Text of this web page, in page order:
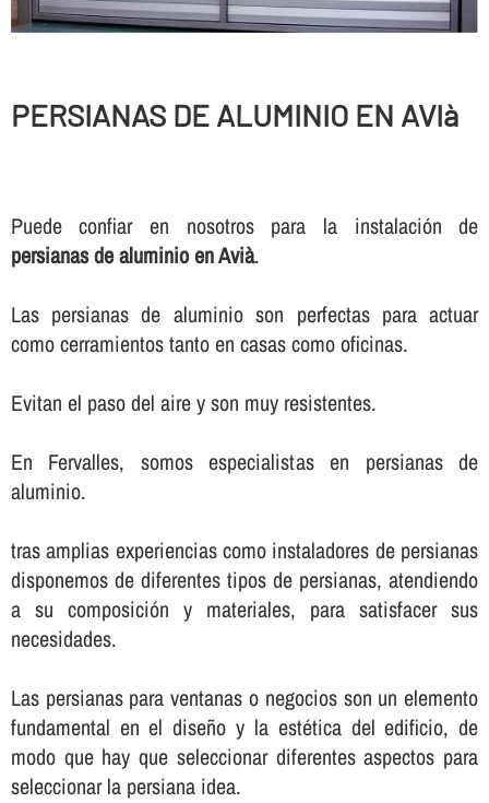
PERSIANAS DE ALUMINIO EN AVIà
Puede confiar en nosotros para la instalación de
persianas de aluminio en Avià.
Las persianas de aluminio son perfectas para actuar
como cerramientos tanto en casas como oficinas.
Evitan el paso del aire y son muy resistentes.
En Fervalles, somos especialistas en persianas de
aluminio.
tras amplias experiencias como instaladores de persianas
disponemos de diferentes tipos de persianas, atendiendo
a su composición y materiales, para satisfacer sus
necesidades.
Las persianas para ventanas o negocios son un elemento
fundamental en el diseño y la estética del edificio, de
modo que hay que seleccionar diferentes aspectos para
seleccionar la persiana idea.